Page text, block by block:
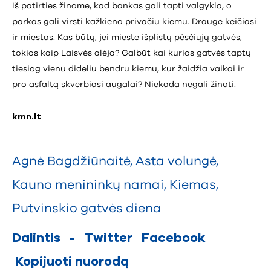
Iš patirties žinome, kad bankas gali tapti valgykla, o
parkas gali virsti kažkieno privačiu kiemu. Drauge keičiasi
ir miestas. Kas būtų, jei mieste išplistų pėsčiųjų gatvės,
tokios kaip Laisvės alėja? Galbūt kai kurios gatvės taptų
tiesiog vienu dideliu bendru kiemu, kur žaidžia vaikai ir
pro asfaltą skverbiasi augalai? Niekada negali žinoti.
kmn.lt
Agnė Bagdžiūnaitė, Asta volungė,
Kauno menininkų namai, Kiemas,
Putvinskio gatvės diena
Dalintis - Twitter
Facebook
Kopijuoti nuorodą